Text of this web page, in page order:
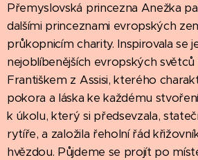
Přemyslovská princezna Anežka
dalšími princeznami evropských
průkopnicím charity. Inspirovala se
nejoblíbenějších evropských světců
Františkem z Assisi, kterého
pokora a láska ke každému
k úkolu, který si předsevzala,
rytíře, a založila řeholní řád
hvězdou. Půjdeme se projít po